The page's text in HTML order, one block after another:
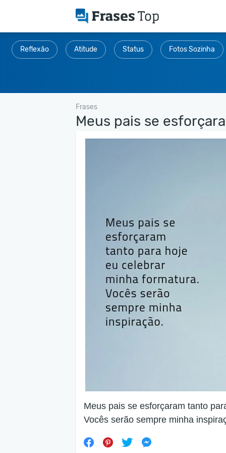
Reflexão Atitude Status Fotos Sozinha
Frases
Meus pais se
Meus pais se esforçaram tanto
Vocês serão sempre minha